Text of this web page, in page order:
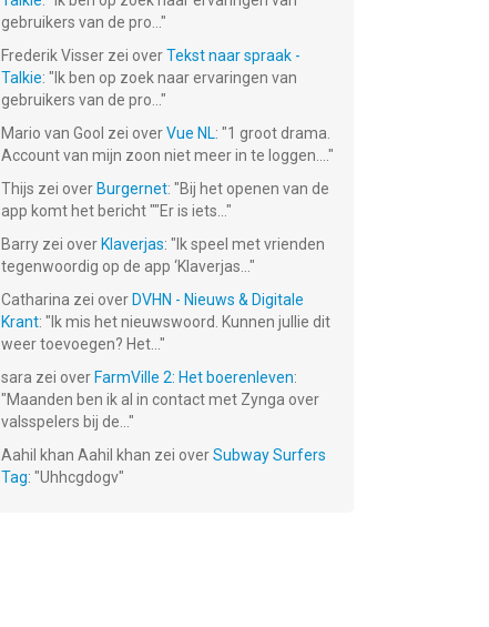
gebruikers van de pro... "
Frederik Visser zei overTekst naar spraak -
Talkie: " Ik ben op zoek naar ervaringen van
gebruikers van de pro... "
Mario van Gool zei overVue NL: "1 groot drama.
Account van mijn zoon niet meer in te loggen.... "
Thijs zei over Burgernet: "Bij het openen van de
app komt het bericht ""Er is iets... "
Barry zei over Klaverjas: " Ik speel met vrienden
tegenwoordig op de app ‘Klaverjas... "
Catharina zei over DVHN - Nieuws & Digitale
Krant: " Ik mis het nieuwswoord. Kunnen jullie dit
weer toevoegen? Het... "
sara zei over FarmVille 2: Het boerenleven:
"Maanden ben ik al in contact met Zynga over
valsspelers bij de... "
Aahil khan Aahil khan zei overSubway Surfers
Tag: "Uhhcgdogv"